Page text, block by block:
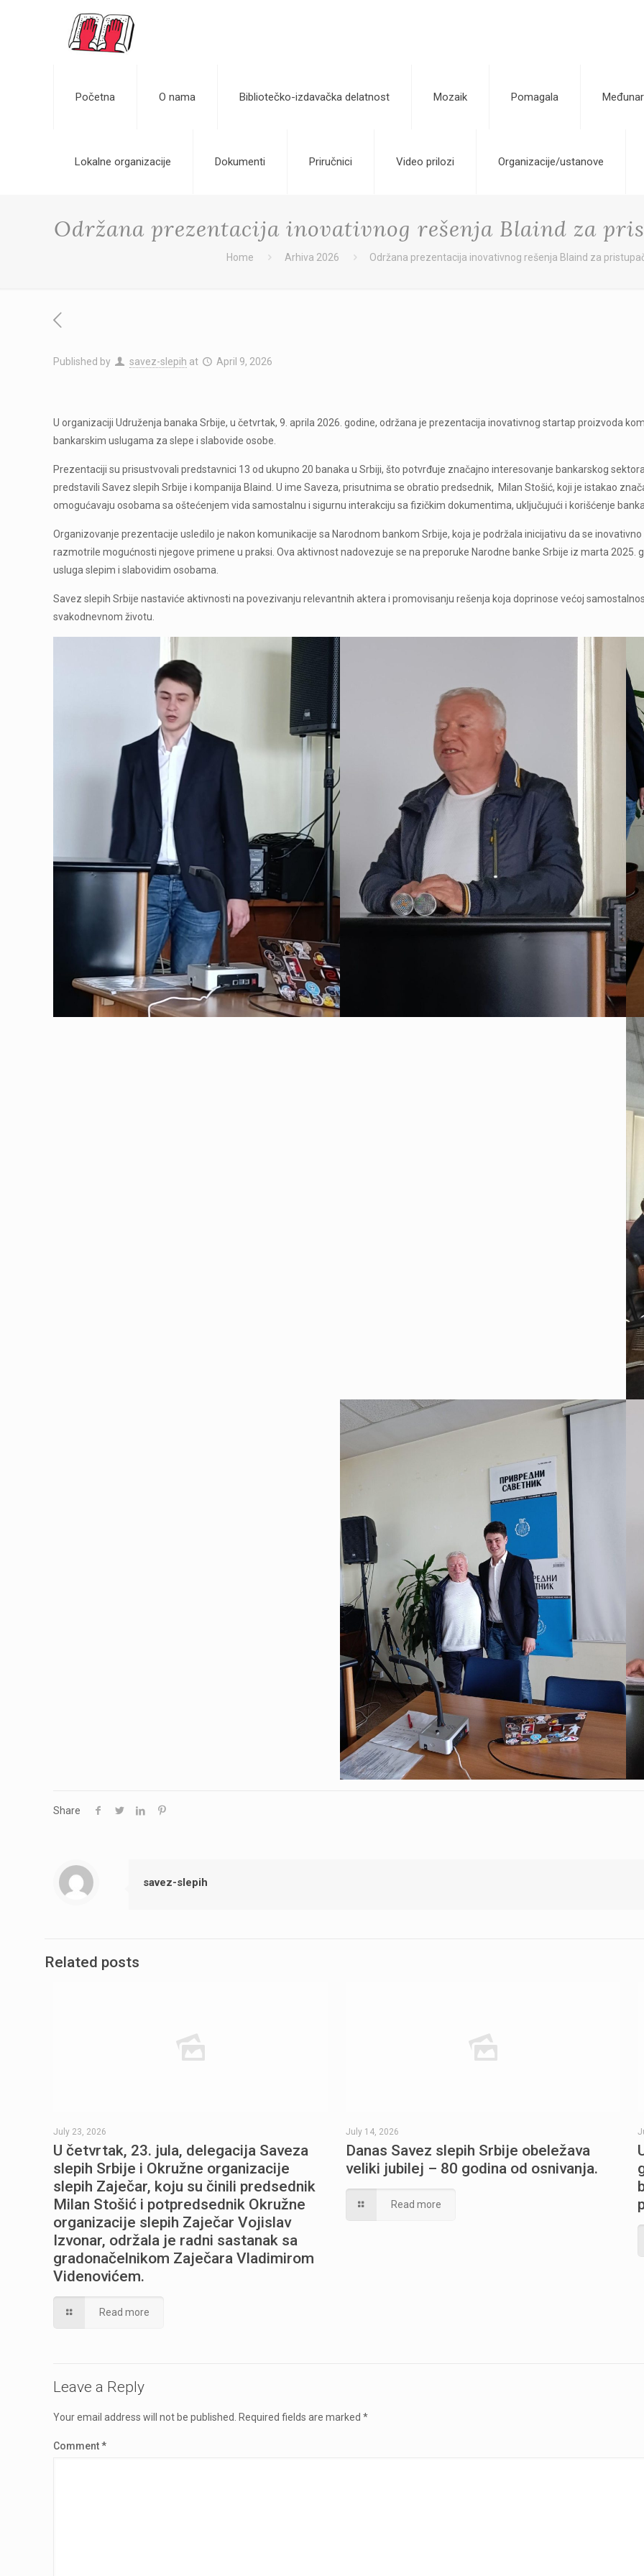
Početna O nama Bibliotečko-izdavačka delatnost Mozaik Pomagala
Lokalne organizacije Dokumenti Priručnici Video prilozi Organizacije/ustanove
Održana prezentacija inovativnog rešenja Blaind za
Home Arhiva 2026 Održana prezentacija inovativnog rešenja Blaind za
Published by savez-slepih at April 9, 2026
U organizaciji Udruženja banaka Srbije, u četvrtak, 9. aprila 2026. godine, održana je prezentacija inovativnog startap proizvoda
bankarskim uslugama za slepe i slabovide osobe.
Prezentaciji su prisustvovali predstavnici 13 od ukupno 20 banaka u Srbiji, što potvrđuje značajno interesovanje bankarskog
predstavili Savez slepih Srbije i kompanija Blaind. U ime Saveza, prisutnima se obratio predsednik, Milan Stošić, koji je istakao
omogućavaju osobama sa oštećenjem vida samostalnu i sigurnu interakciju sa fizičkim dokumentima, uključujući i korišćenje
Organizovanje prezentacije usledilo je nakon komunikacije sa Narodnom bankom Srbije, koja je podržala inicijativu da se
razmotrile mogućnosti njegove primene u praksi. Ova aktivnost nadovezuje se na preporuke Narodne banke Srbije iz marta
usluga slepim i slabovidim osobama.
Savez slepih Srbije nastaviće aktivnosti na povezivanju relevantnih aktera i promovisanju rešenja koja doprinose većoj
svakodnevnom životu.
Share
savez-slepih
Related posts
July 23, 2026
U četvrtak, 23. jula, delegacija Saveza
slepih Srbije i Okružne organizacije
slepih Zaječar, koju su činili predsednik
Milan Stošić i potpredsednik Okružne
organizacije slepih Zaječar Vojislav
Izvonar, održala je radni sastanak sa
gradonačelnikom Zaječara Vladimirom
Videnovićem.
Read more
July 14, 2026
Danas Savez slepih Srbije obeležava
veliki jubilej – 80 godina od osnivanja.
Read more
Leave a Reply
Your email address will not be published. Required fields are marked *
Comment*